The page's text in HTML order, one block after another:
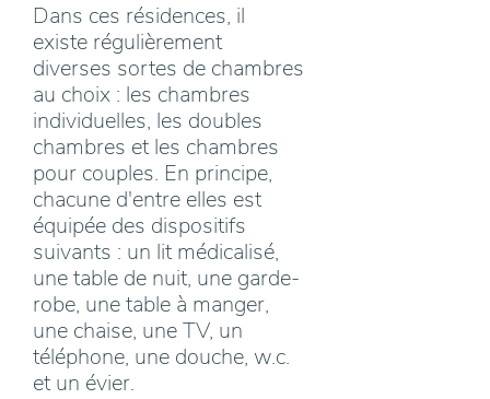
Dans ces résidences, il
existe régulièrement
diverses sortes de chambres
au choix : les chambres
individuelles, les doubles
chambres et les chambres
pour couples. En principe,
chacune d'entre elles est
équipée des dispositifs
suivants : un lit médicalisé,
une table de nuit, une garde-
robe, une table à manger,
une chaise, une TV, un
téléphone, une douche, w.c.
et un évier.